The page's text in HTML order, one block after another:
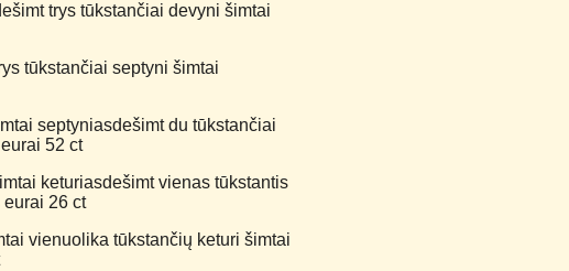
trys tūkstančiai devyni šimtai
tūkstančiai septyni šimtai
septyniasdešimt du tūkstančiai
52 ct
keturiasdešimt vienas tūkstantis
26 ct
vienuolika tūkstančių keturi šimtai